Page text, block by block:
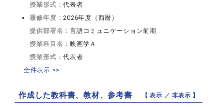
授業形式：代表者
履修年度： 2026年度（西暦）
提供部署名：言語コミュニケーション前期
授業科目名：映画学Ａ
授業形式：代表者
全件表示 >>
作成した教科書、教材、参考書 【 表示 ／非表示 】